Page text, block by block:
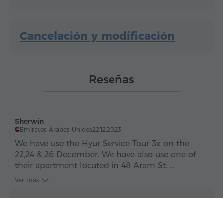
Cancelación y modificación
Reseñas
Sherwin
Emiratos Árabes Unidos22.12.2023
We have use the Hyur Service Tour 3x on the
22,24 & 26 December. We have also use one of
their apartment located in 48 Aram St.
Ver más